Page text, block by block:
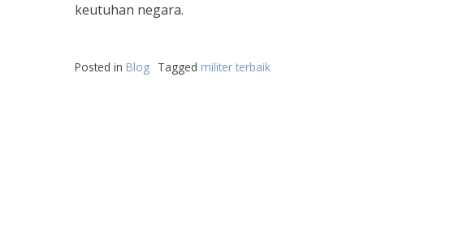
keutuhan negara.
Posted in Blog Tagged militer terbaik